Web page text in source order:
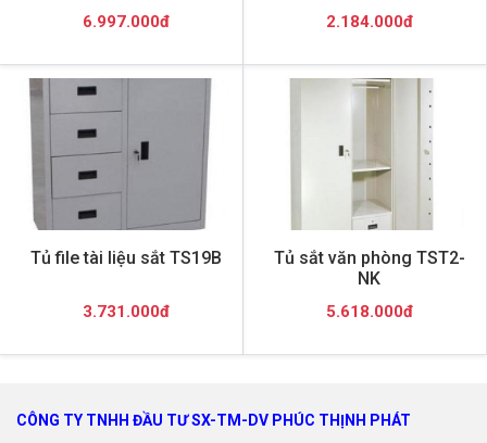
6.997.000đ 2.184.000đ
Tủ file tài liệu sắt TS19B
3.731.000đ
Tủ sắt văn phòng TST2-
NK
5.618.000đ
CÔNG TY TNHH ĐẦU TƯ SX-TM-DV PHÚC THỊNH PHÁT